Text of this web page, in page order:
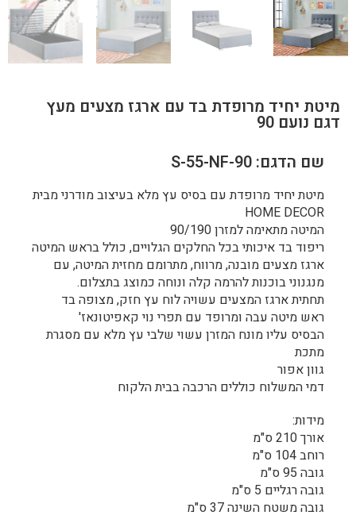
מיטת יחיד מרופדת בד עם ארגז מצעים מעץ
דגם נועם 90
שם הדגם: S-55-NF-90
מיטת יחיד מרופדת עם בסיס עץ מלא בעיצוב מודרני מבית
HOME DECOR
המיטה מתאימה למזרן 90/190
ריפוד בד איכותי בכל החלקים הגלויים, כולל בראש המיטה
ארגז מצעים מובנה, מרווח, מתרומם מחזית המיטה, עם
מנגנוני בוכנות להרמה קלה ונוחה כמוצג בתצלום.
תחתית ארגז המצעים עשויה לוח עץ חזק, מצופה בד
ראש מיטה עבה ומרופד עם תפרי נוי קאפיטונאז'
הבסיס עליו מונח המזרן עשוי שלבי עץ מלא עם מסגרת
מתכת
גוון אפור
דמי המשלוח כוללים הרכבה בבית הלקוח
מידות:
אורך 210 ס"מ
רוחב 104 ס"מ
גובה 95 ס"מ
גובה רגליים 5 ס"מ
גובה משטח השינה 37 ס"מ